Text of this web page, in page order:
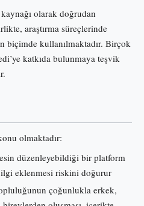
olarak doğrudan
araştırma süreçlerinde
biçimde kullanılmaktadır. Birçok
katkıda bulunmaya teşvik
olmaktadır:
düzenleyebildiği bir platform
eklenmesi riskini doğurur
çoğunlukla erkek,